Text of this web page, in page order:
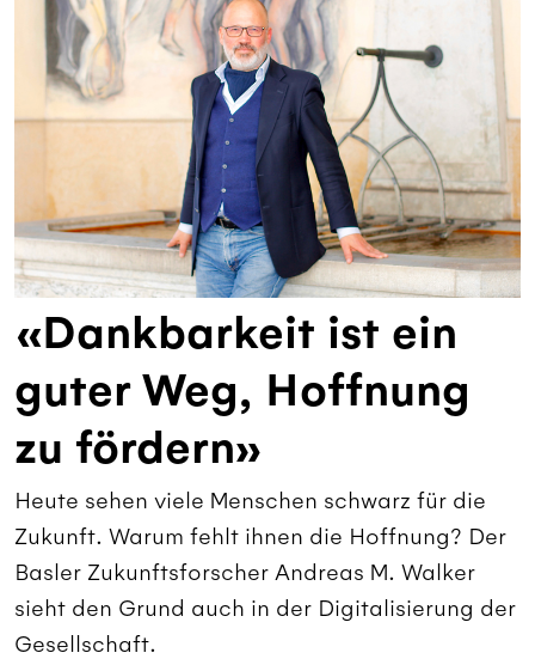
«Dankbarkeit ist ein
guter Weg, Hoffnung
zu fördern»
Heute sehen viele Menschen schwarz für die
Zukunft. Warum fehlt ihnen die Hoffnung? Der
Basler Zukunftsforscher Andreas M. Walker
sieht den Grund auch in der Digitalisierung der
Gesellschaft.